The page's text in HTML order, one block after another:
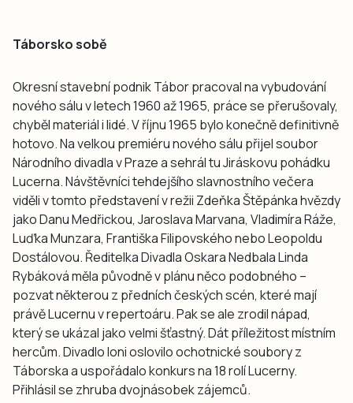
Táborsko sobě
Okresní stavební podnik Tábor pracoval na vybudování
nového sálu v letech 1960 až 1965, práce se přerušovaly,
chyběl materiál i lidé. V říjnu 1965 bylo konečně definitivně
hotovo. Na velkou premiéru nového sálu přijel soubor
Národního divadla v Praze a sehrál tu Jiráskovu pohádku
Lucerna. Návštěvníci tehdejšího slavnostního večera
viděli v tomto představení v režii Zdeňka Štěpánka hvězdy
jako Danu Medřickou, Jaroslava Marvana, Vladimíra Ráže,
Luďka Munzara, Františka Filipovského nebo Leopoldu
Dostálovou. Ředitelka Divadla Oskara Nedbala Linda
Rybáková měla původně v plánu něco podobného –
pozvat některou z předních českých scén, které mají
právě Lucernu v repertoáru. Pak se ale zrodil nápad,
který se ukázal jako velmi šťastný. Dát příležitost místním
hercům. Divadlo loni oslovilo ochotnické soubory z
Táborska a uspořádalo konkurs na 18 rolí Lucerny.
Přihlásil se zhruba dvojnásobek zájemců.